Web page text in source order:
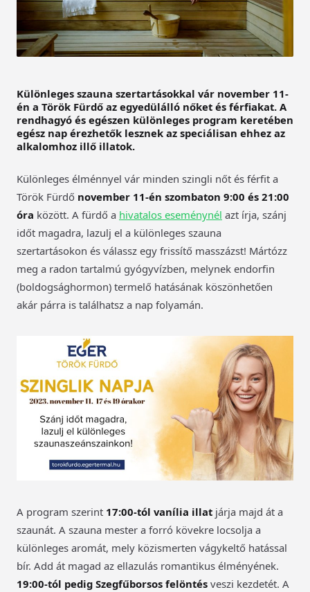
Különleges szauna szertartásokkal vár november 11-
én a Török Fürdő az egyedülálló nőket és férfiakat. A
rendhagyó és egészen különleges program keretében
egész nap érezhetők lesznek az speciálisan ehhez az
alkalomhoz illő illatok.
Különleges élménnyel vár minden szingli nőt és férfit a
Török Fürdő november 11-én szombaton 9:00 és 21:00
óra között. A fürdő a hivatalos eseménynél azt írja, szánj
időt magadra, lazulj el a különleges szauna
szertartásokon és válassz egy frissítő masszázst! Mártózz
meg a radon tartalmú gyógyvízben, melynek endorfin
(boldogsághormon) termelő hatásának köszönhetően
akár párra is találhatsz a nap folyamán.
A program szerint 17:00-tól vanília illat járja majd át a
szaunát. A szauna mester a forró kövekre locsolja a
különleges aromát, mely közismerten vágykeltő hatással
bír. Add át magad az ellazulás romantikus élményének.
19:00-tól pedig Szegfűborsos felöntés veszi kezdetét. A